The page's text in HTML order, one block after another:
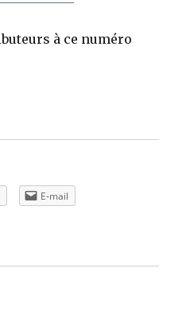
à ce numéro
E-mail